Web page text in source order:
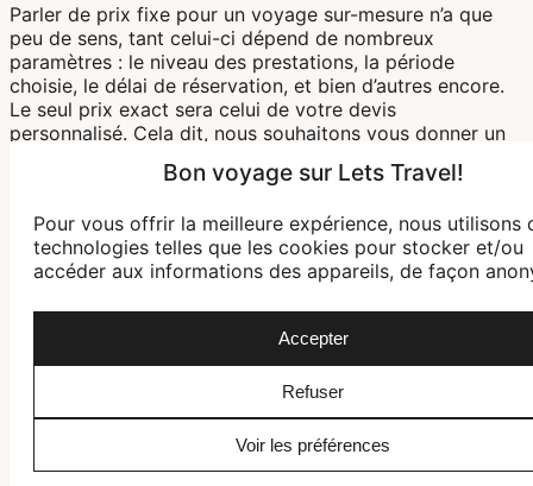
Bon voyage sur Lets Travel!
Pour vous offrir la meilleure expérience, nous utilisons
technologies telles que les cookies pour stocker et/ou
accéder aux informations des appareils, de façon
Accepter
Refuser
Voir les préférences
Parler de prix fixe pour un voyage sur-mesure n’a que
peu de sens, tant celui-ci dépend de nombreux
paramètres : le niveau des prestations, la période
choisie, le délai de réservation, et bien d’autres encore.
Le seul prix exact sera celui de votre devis
personnalisé. Cela dit, nous souhaitons vous donner un
tarifs peuvent fortement varier en fonction des
pour un conseil précis et adapté.